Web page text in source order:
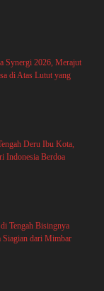
Synergi 2026, Merajut
di Atas Lutut yang
Deru Ibu Kota,
Indonesia Berdoa
Tengah Bisingnya
Siagian dari Mimbar